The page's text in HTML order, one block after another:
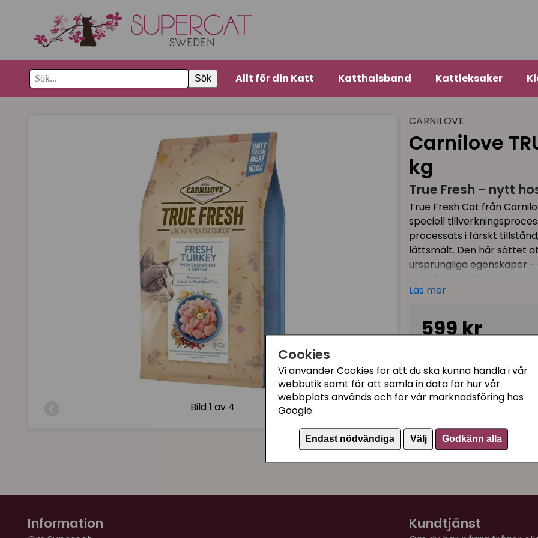
Cookies
Vi använder Cookies för att du ska kunna handla i vår
webbutik samt för att samla in data för hur vår
webbplats används och för vår marknadsföring hos
Google.
Endast nödvändiga Välj Godkänn alla
Sök Allt för din Katt Katthalsband Kattleksaker
Bild1 av 4
CARNILOVE
Carnilove
kg
True Fresh - nytt
True Fresh Cat från
speciell
processats i färskt
lättsmält. Den här sättet
ursprungliga egenskaper
naturliga smaken.
De övriga ingredienserna
ärter och linser fungerar
mineraler, som behövs
ett lågt glykemiskt index,
ingredienserna som gör
är tranbär, havtorn och
Bra för kastrerade
Naturliga ingredienser
Färsk kalkon
Innehåll:Färsk kalkon (70
Läs mer
599 kr
Torrfoder Katt
Artikelnummer: 6472
Information Kundtjänst